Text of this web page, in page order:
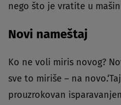
nego što je vratite u
Novi nameštaj
Ko ne voli miris novog?
sve to miriše – na
prouzrokovan